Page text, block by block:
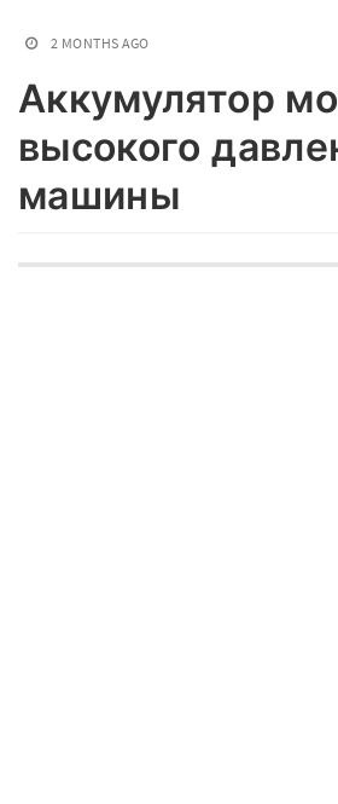
2 MONTHS AGO
Аккумулятор
высокого
машины